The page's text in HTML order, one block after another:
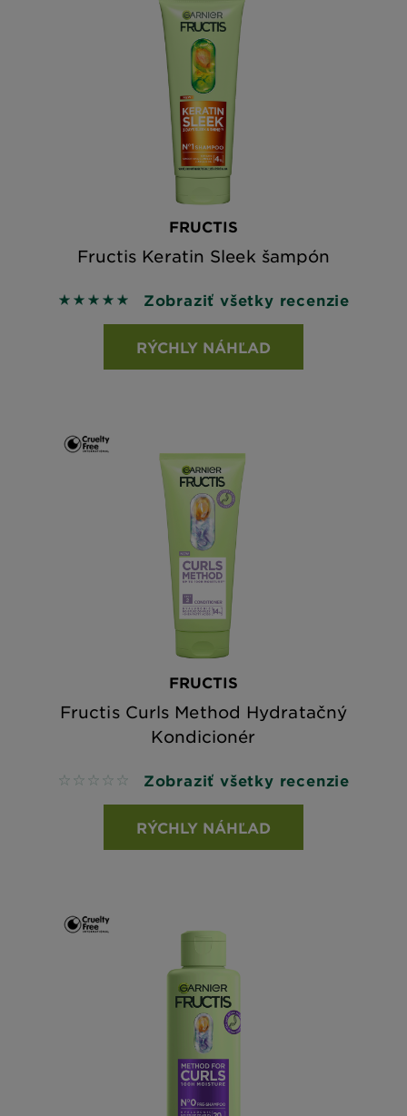
FRUCTIS
Fructis Keratin Sleek šampón
5 out of 5 stars based on reviews
Zobraziť všetky recenzie
RÝCHLY NÁHĽAD
FRUCTIS
Fructis Curls Method Hydratačný
Kondicionér
No reviews Zobraziť všetky recenzie
RÝCHLY NÁHĽAD